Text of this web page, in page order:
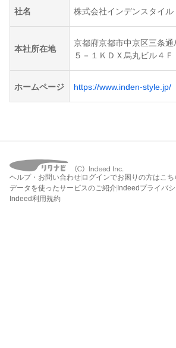
社名 株式会社インデンスタイル
本社所在地
京都府京都市中京区三条通
５－１ＫＤＸ烏丸ビル４Ｆ
ホームページ https://www.inden-style.jp/
ヘルプ・お問い合わせ ログインでお困りの方はこち
データを使ったサービスのご紹介 Indeedプライバ
Indeed利用規約